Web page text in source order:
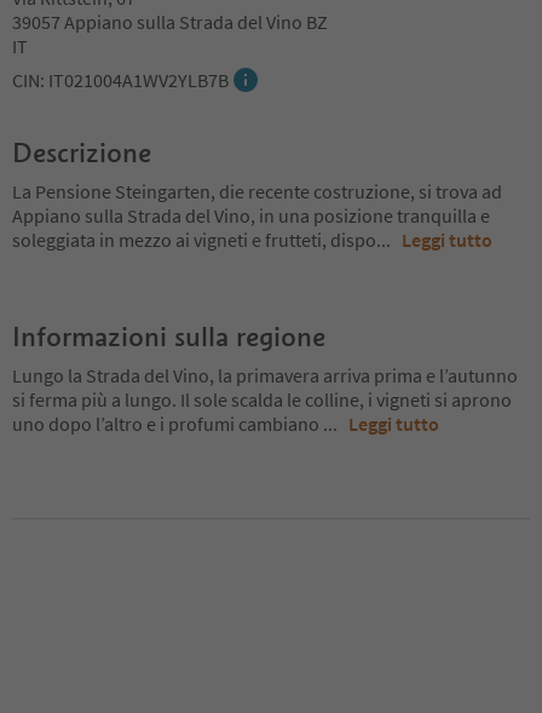
39057 Appiano sulla Strada del Vino BZ
IT
CIN: IT021004A1WV2YLB7B
Descrizione
La Pensione Steingarten, die recente costruzione, si trova ad
Appiano sulla Strada del Vino, in una posizione tranquilla e
soleggiata in mezzo ai vigneti e frutteti, dispo... Leggi tutto
Informazioni sulla regione
Lungo la Strada del Vino, la primavera arriva prima e l’autunno
si ferma più a lungo. Il sole scalda le colline, i vigneti si aprono
uno dopo l’altro e i profumi cambiano ... Leggi tutto